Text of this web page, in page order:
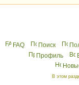
FAQ Поиск
Профиль
В этом